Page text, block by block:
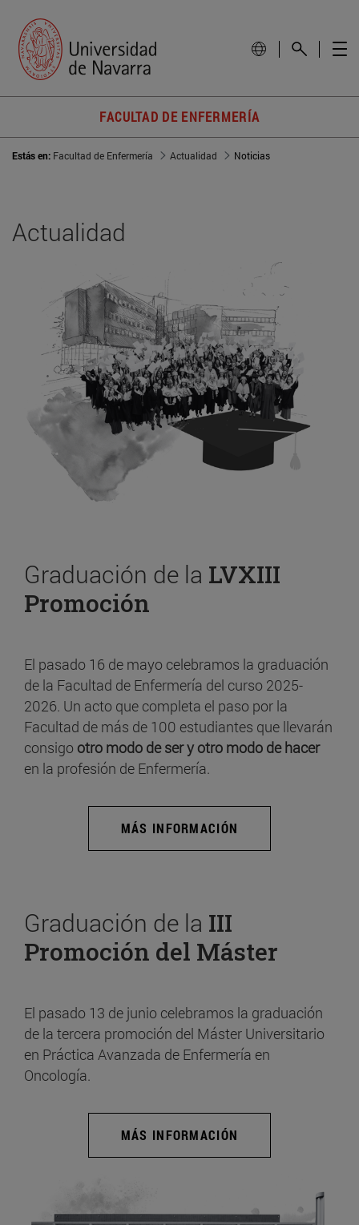
FACULTAD DE ENFERMERÍA
Estás en: Facultad de Enfermería Actualidad Noticias
Actualidad
Graduación de la LVXIII
Promoción
El pasado 16 de mayo celebramos la graduación
de la Facultad de Enfermería del curso 2025-
2026. Un acto que completa el paso por la
Facultad de más de 100 estudiantes que llevarán
consigo otro modo de ser y otro modo de hacer
en la profesión de Enfermería.
MÁS INFORMACIÓN
Graduación de la III
Promoción del Máster
El pasado 13 de junio celebramos la graduación
de la tercera promoción del Máster Universitario
en Práctica Avanzada de Enfermería en
Oncología.
MÁS INFORMACIÓN